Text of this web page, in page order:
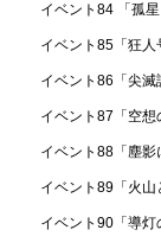
イベント84 「孤星
イベント85「狂人
イベント86「尖滅
イベント87「空想
イベント88「塵
イベント89「火山
イベント90「導灯